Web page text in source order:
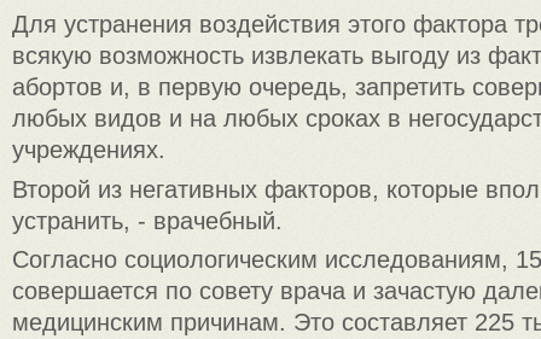
Для устранения воздействия этого фактора
всякую возможность извлекать выгоду из
абортов и, в первую очередь, запретить
любых видов и на любых сроках в
учреждениях.
Второй из негативных факторов, которые
устранить, - врачебный.
Согласно социологическим исследованиям,
совершается по совету врача и зачастую
медицинским причинам. Это составляет 225